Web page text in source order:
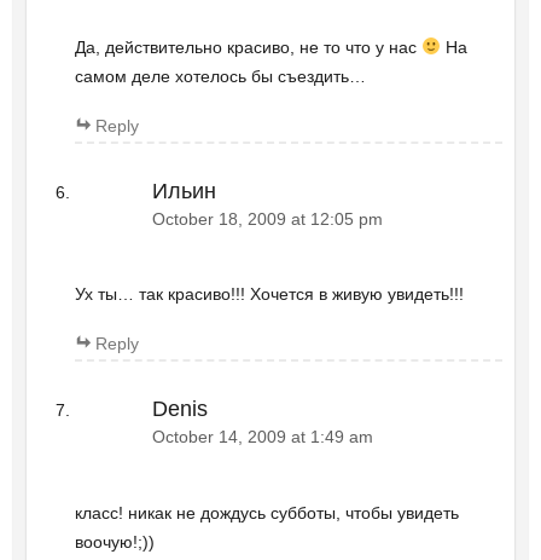
Да, действительно красиво, не то что у нас
На
самом деле хотелось бы съездить…
Reply
Ильин
October 18, 2009 at 12:05 pm
Ух ты… так красиво!!! Хочется в живую увидеть!!!
Reply
Denis
October 14, 2009 at 1:49 am
класс! никак не дождусь субботы, чтобы увидеть
воочую!;))